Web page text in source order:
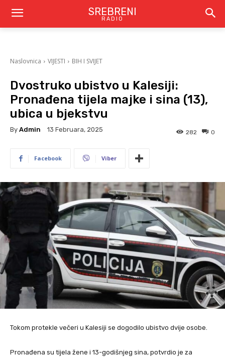
SREBRENI
RADIO
Naslovnica VIJESTI BIH I SVIJET
Dvostruko ubistvo u Kalesiji:
Pronađena tijela majke i sina (13),
ubica u bjekstvu
By Admin 13 Februara, 2025 0
282
Facebook Viber
Tokom protekle večeri u Kalesiji se dogodilo ubistvo dvije osobe.
Pronađena su tijela žene i 13-godišnjeg sina, potvrdio je za